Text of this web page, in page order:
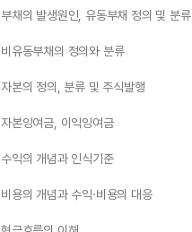
부채의 발생원인, 유동부채 정의 및 분류
비유동부채의 정의와 분류
자본의 정의, 분류 및 주식발행
자본잉여금, 이익잉여금
수익의 개념과 인식기준
비용의 개념과 수익·비용의 대응